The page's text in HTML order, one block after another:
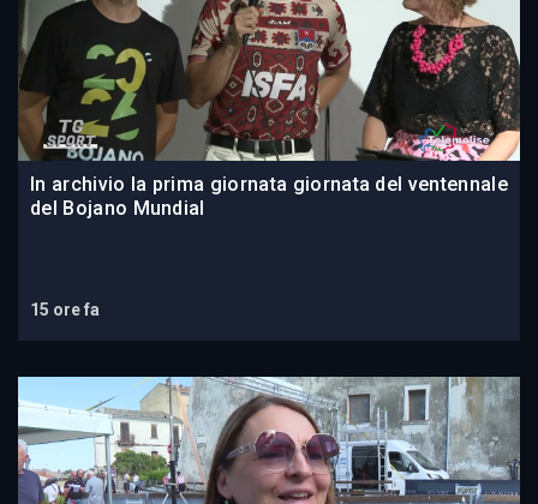
In archivio la prima giornata giornata del ventennale
del Bojano Mundial
15 ore fa